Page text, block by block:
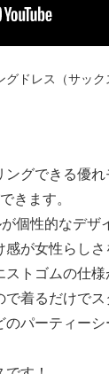
ドレス（サック
グできる優れ
きます。
個性的なデザ
が女性らしさ
トゴムの仕
着るだけでス
パーティー